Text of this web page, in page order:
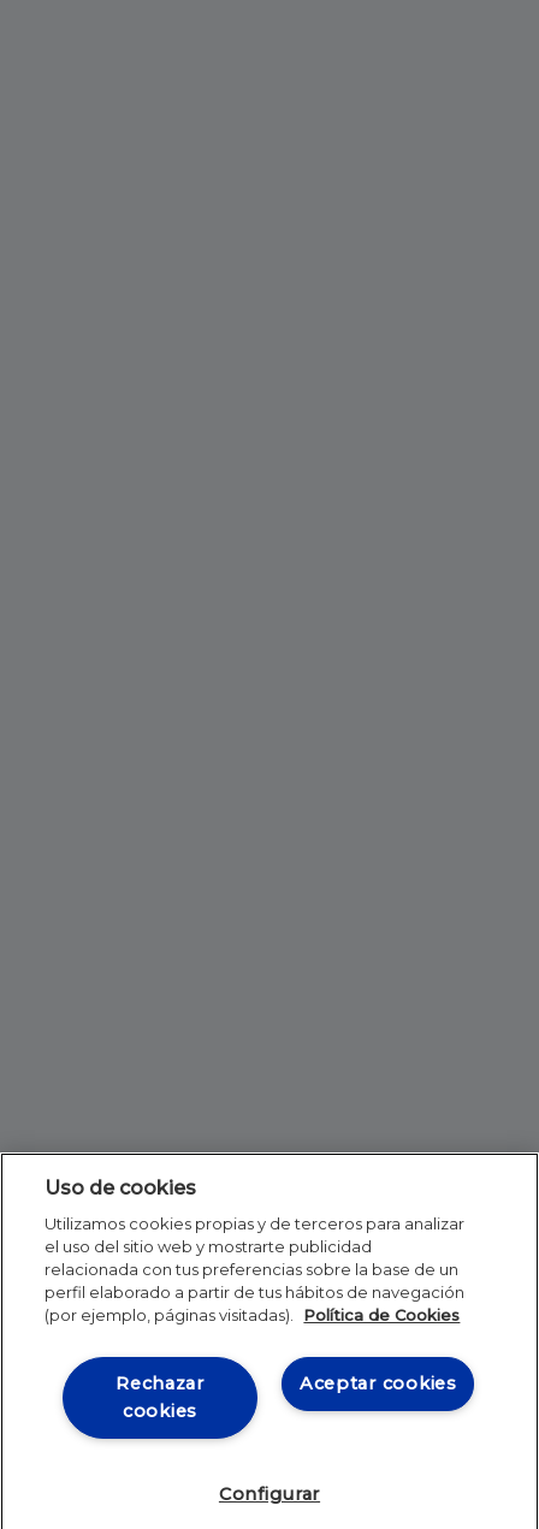
Uso de cookies
Utilizamos cookies propias y de terceros para analizar
el uso del sitio web y mostrarte publicidad
relacionada con tus preferencias sobre la base de un
perfil elaborado a partir de tus hábitos de navegación
(por ejemplo, páginas visitadas).
Política de Cookies
Aceptar cookies
Rechazar
cookies
Configurar